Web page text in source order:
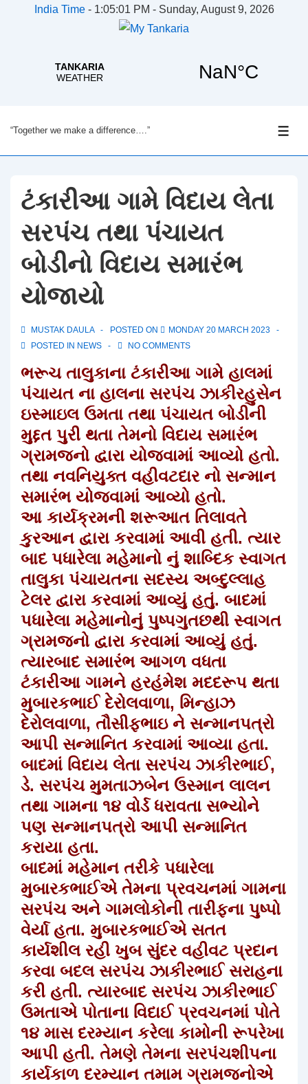
India Time- 1:05:02 PM - Sunday, August 9, 2026
Skip
to
Content
“Together we make a difference….”
ટંકારીઆ ગામે વિદાય લેતા
સરપંચ તથા પંચાયત
બોડીનો વિદાય સમારંભ
યોજાયો
MUSTAK DAULA POSTED ON
MONDAY 20 MARCH 2023
POSTED IN NEWS NO COMMENTS
ભરૂચ તાલુકાના ટંકારીઆ ગામે હાલમાં
પંચાયત ના હાલના સરપંચ ઝાકીરહુસેન
ઇસ્માઇલ ઉમતા તથા પંચાયત બોડીની
મુદ્દત પુરી થતા તેમનો વિદાય સમારંભ
ગ્રામજનો દ્વારા યોજવામાં આવ્યો હતો.
તથા નવનિયુક્ત વહીવટદાર નો સન્માન
સમારંભ યોજવામાં આવ્યો હતો.
આ કાર્યક્રમની શરૂઆત તિલાવતે
કુરઆન દ્વારા કરવામાં આવી હતી. ત્યાર
બાદ પધારેલા મહેમાનો નું શાબ્દિક સ્વાગત
તાલુકા પંચાયતના સદસ્ય અબ્દુલ્લાહ
ટેલર દ્વારા કરવામાં આવ્યું હતું. બાદમાં
પધારેલા મહેમાનોનું પુષ્પગુતછથી સ્વાગત
ગ્રામજનો દ્વારા કરવામાં આવ્યું હતું.
ત્યારબાદ સમારંભ આગળ વધતા
ટંકારીઆ ગામને હરહંમેશ મદદરૂપ થતા
મુબારકભાઈ દેરોલવાળા, મિન્હાઝ
દેરોલવાળા, તૌસીફભાઇ ને સન્માનપત્રો
આપી સન્માનિત કરવામાં આવ્યા હતા.
બાદમાં વિદાય લેતા સરપંચ ઝાકીરભાઈ,
ડે. સરપંચ મુમતાઝબેન ઉસ્માન લાલન
તથા ગામના ૧૪ વોર્ડ ધરાવતા સભ્યોને
પણ સન્માનપત્રો આપી સન્માનિત
કરાયા હતા.
બાદમાં મહેમાન તરીકે પધારેલા
મુબારકભાઈએ તેમના પ્રવચનમાં ગામના
સરપંચ અને ગામલોકોની તારીફના પુષ્પો
વેર્યા હતા. મુબારકભાઈએ સતત
કાર્યશીલ રહી ખુબ સુંદર વહીવટ પ્રદાન
કરવા બદલ સરપંચ ઝાકીરભાઈ સરાહના
કરી હતી. ત્યારબાદ સરપંચ ઝાકીરભાઈ
ઉમતાએ પોતાના વિદાઈ પ્રવચનમાં પોતે
૧૪ માસ દરમ્યાન કરેલા કામોની રૂપરેખા
આપી હતી. તેમણે તેમના સરપંચશીપના
કાર્યકાળ દરમ્યાન તમામ ગ્રામજનોએ